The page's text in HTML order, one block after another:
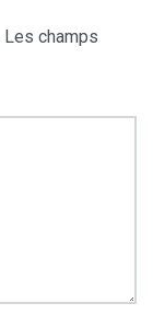
Les champs